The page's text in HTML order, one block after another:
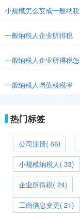
小规模怎么变成一般纳
一般纳税人企业所得税
一般纳税人企业所得税
一般纳税人增值税税率
热门标签
公司注册( 66)
小规模纳税人( 33)
企业所得税( 24)
工商信息变更( 21)